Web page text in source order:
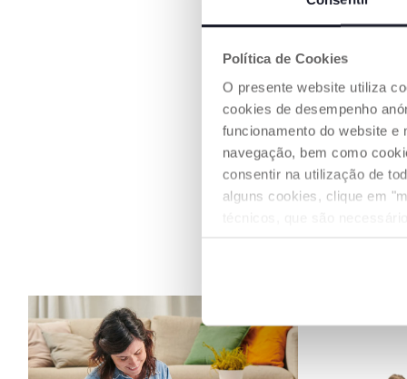
Política de Cookies
O presente website utiliza
cookies de desempenho
funcionamento do website e
navegação, bem como
consentir na utilização de
alguns cookies, clique em
O Primeiros
para que a
em total